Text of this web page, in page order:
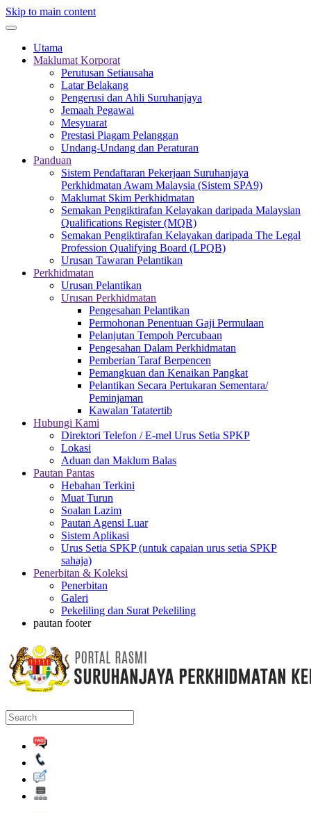
Skip to main content
Utama
Maklumat Korporat
Perutusan Setiausaha
Latar Belakang
Pengerusi dan Ahli Suruhanjaya
Jemaah Pegawai
Mesyuarat
Prestasi Piagam Pelanggan
Undang-Undang dan Peraturan
Panduan
Sistem Pendaftaran Pekerjaan Suruhanjaya
Perkhidmatan Awam Malaysia (Sistem SPA9)
Maklumat Skim Perkhidmatan
Semakan Pengiktirafan Kelayakan daripada Malaysian
Qualifications Register (MQR)
Semakan Pengiktirafan Kelayakan daripada The Legal
Profession Qualifying Board (LPQB)
Urusan Tawaran Pelantikan
Perkhidmatan
Urusan Pelantikan
Urusan Perkhidmatan
Pengesahan Pelantikan
Permohonan Penentuan Gaji Permulaan
Pelanjutan Tempoh Percubaan
Pengesahan Dalam Perkhidmatan
Pemberian Taraf Berpencen
Pemangkuan dan Kenaikan Pangkat
Pelantikan Secara Pertukaran Sementara/
Peminjaman
Kawalan Tatatertib
Hubungi Kami
Direktori Telefon / E-mel Urus Setia SPKP
Lokasi
Aduan dan Maklum Balas
Pautan Pantas
Hebahan Terkini
Muat Turun
Soalan Lazim
Pautan Agensi Luar
Sistem Aplikasi
Urus Setia SPKP (untuk capaian urus setia SPKP
sahaja)
Penerbitan & Koleksi
Penerbitan
Galeri
Pekeliling dan Surat Pekeliling
pautan footer